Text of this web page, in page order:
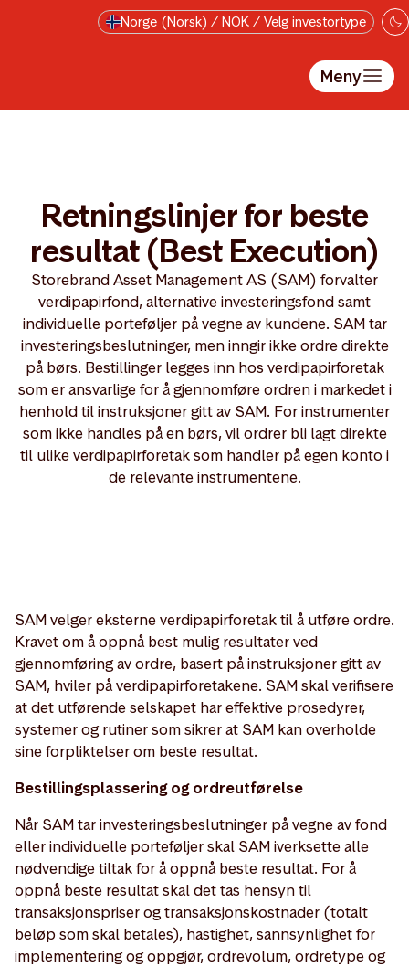
Hopp til hovedinnholdetNorge (Norsk) / NOK / Velg investortype
Meny
Retningslinjer for beste
resultat (Best Execution)
Storebrand Asset Management AS (SAM) forvalter
verdipapirfond, alternative investeringsfond samt
individuelle porteføljer på vegne av kundene. SAM tar
investeringsbeslutninger, men inngir ikke ordre direkte
på børs. Bestillinger legges inn hos verdipapirforetak
som er ansvarlige for å gjennomføre ordren i markedet i
henhold til instruksjoner gitt av SAM. For instrumenter
som ikke handles på en børs, vil ordrer bli lagt direkte
til ulike verdipapirforetak som handler på egen konto i
de relevante instrumentene.
SAM velger eksterne verdipapirforetak til å utføre ordre.
Kravet om å oppnå best mulig resultater ved
gjennomføring av ordre, basert på instruksjoner gitt av
SAM, hviler på verdipapirforetakene. SAM skal verifisere
at det utførende selskapet har effektive prosedyrer,
systemer og rutiner som sikrer at SAM kan overholde
sine forpliktelser om beste resultat.
Bestillingsplassering og ordreutførelse
Når SAM tar investeringsbeslutninger på vegne av fond
eller individuelle porteføljer skal SAM iverksette alle
nødvendige tiltak for å oppnå beste resultat. For å
oppnå beste resultat skal det tas hensyn til
transaksjonspriser og transaksjonskostnader (totalt
beløp som skal betales), hastighet, sannsynlighet for
implementering og oppgjør, ordrevolum, ordretype og